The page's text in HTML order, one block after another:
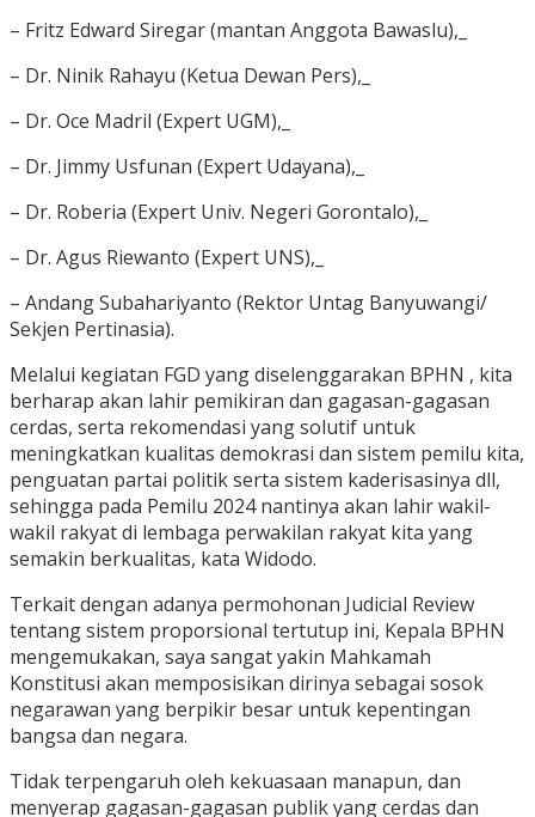
– Fritz Edward Siregar (mantan Anggota Bawaslu),_
– Dr. Ninik Rahayu (Ketua Dewan Pers),_
– Dr. Oce Madril (Expert UGM),_
– Dr. Jimmy Usfunan (Expert Udayana),_
– Dr. Roberia (Expert Univ. Negeri Gorontalo),_
– Dr. Agus Riewanto (Expert UNS),_
– Andang Subahariyanto (Rektor Untag Banyuwangi/
Sekjen Pertinasia).
Melalui kegiatan FGD yang diselenggarakan BPHN , kita
berharap akan lahir pemikiran dan gagasan-gagasan
cerdas, serta rekomendasi yang solutif untuk
meningkatkan kualitas demokrasi dan sistem pemilu kita,
penguatan partai politik serta sistem kaderisasinya dll,
sehingga pada Pemilu 2024 nantinya akan lahir wakil-
wakil rakyat di lembaga perwakilan rakyat kita yang
semakin berkualitas, kata Widodo.
Terkait dengan adanya permohonan Judicial Review
tentang sistem proporsional tertutup ini, Kepala BPHN
mengemukakan, saya sangat yakin Mahkamah
Konstitusi akan memposisikan dirinya sebagai sosok
negarawan yang berpikir besar untuk kepentingan
bangsa dan negara.
Tidak terpengaruh oleh kekuasaan manapun, dan
menyerap gagasan-gagasan publik yang cerdas dan